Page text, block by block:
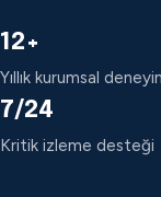
12+
Yıllık kurumsal
7/24
Kritik izleme desteği